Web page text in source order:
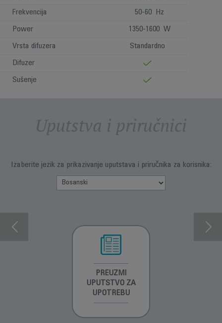
Frekvencija 50-60 Hz
Power 1350-1600 W
Vrsta difuzera Standardno
Difuzer
Sušenje
Uputstva i priručnici
Izaberite jezik za prikazivanje uputstava i priručnika za korisnika:
PREUZMI
UPUTSTVO ZA
UPOTREBU